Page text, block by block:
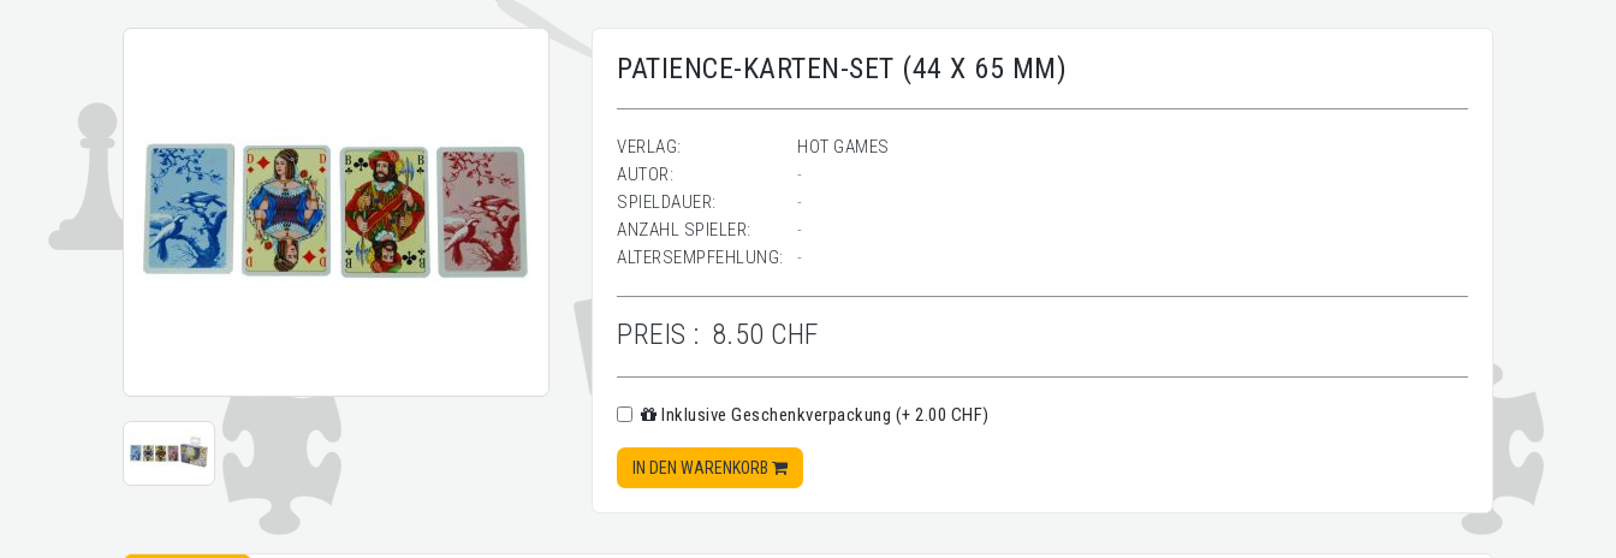
PATIENCE-KARTEN-SET (44 X 65 MM)
VERLAG:
HOT GAMES
AUTOR:
-
SPIELDAUER:
-
ANZAHL SPIELER:
-
ALTERSEMPFEHLUNG:
-
PREIS : 8.50 CHF
Inklusive Geschenkverpackung (+ 2.00 CHF)
IN DEN WARENKORB